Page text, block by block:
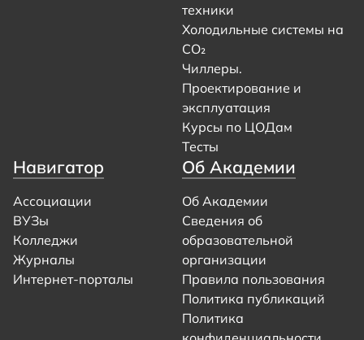
техники
Холодильные системы на
CO₂
Чиллеры.
Проектирование и
эксплуатация
Курсы по ЦОДам
Тесты
Навигатор
Ассоциации
ВУЗы
Колледжи
Журналы
Интернет-порталы
Об Академии
Об Академии
Сведения об
образовательной
организации
Правила пользования
Политика публикаций
Политика